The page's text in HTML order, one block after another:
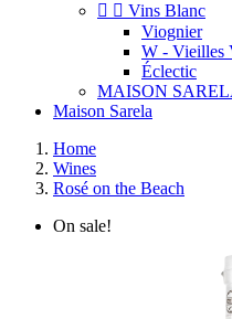
  Vins Blanc
Viognier
W - Vieilles
Éclectic
MAISON
Maison Sarela
Home
Wines
Rosé on the Beach
On sale!